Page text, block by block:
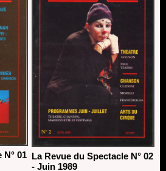
d'espaces : les lauréats 2026
N° 01 La Revue du Spectacle N° 02
- Juin 1989